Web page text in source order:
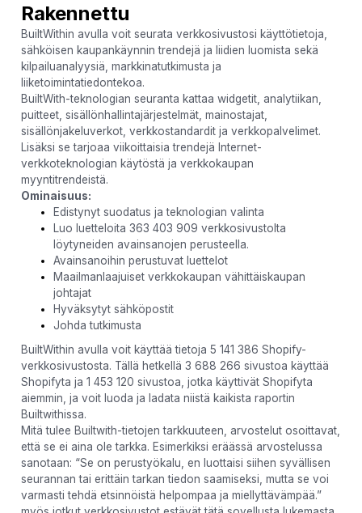
Rakennettu
BuiltWithin avulla voit seurata verkkosivustosi käyttötietoja,
sähköisen kaupankäynnin trendejä ja liidien luomista sekä
kilpailuanalyysiä, markkinatutkimusta ja
liiketoimintatiedontekoa.
BuiltWith-teknologian seuranta kattaa widgetit, analytiikan,
puitteet, sisällönhallintajärjestelmät, mainostajat,
sisällönjakeluverkot, verkkostandardit ja verkkopalvelimet.
Lisäksi se tarjoaa viikoittaisia ​​trendejä Internet-
verkkoteknologian käytöstä ja verkkokaupan
myyntitrendeistä.
Ominaisuus:
Edistynyt suodatus ja teknologian valinta
Luo luetteloita 363 403 909 verkkosivustolta
löytyneiden avainsanojen perusteella.
Avainsanoihin perustuvat luettelot
Maailmanlaajuiset verkkokaupan vähittäiskaupan
johtajat
Hyväksytyt sähköpostit
Johda tutkimusta
BuiltWithin avulla voit käyttää tietoja 5 141 386 Shopify-
verkkosivustosta. Tällä hetkellä 3 688 266 sivustoa käyttää
Shopifyta ja 1 453 120 sivustoa, jotka käyttivät Shopifyta
aiemmin, ja voit luoda ja ladata niistä kaikista raportin
Builtwithissa.
Mitä tulee Builtwith-tietojen tarkkuuteen, arvostelut osoittavat,
että se ei aina ole tarkka. Esimerkiksi eräässä arvostelussa
sanotaan: “Se on perustyökalu, en luottaisi siihen syvällisen
seurannan tai erittäin tarkan tiedon saamiseksi, mutta se voi
varmasti tehdä etsinnöistä helpompaa ja miellyttävämpää.”